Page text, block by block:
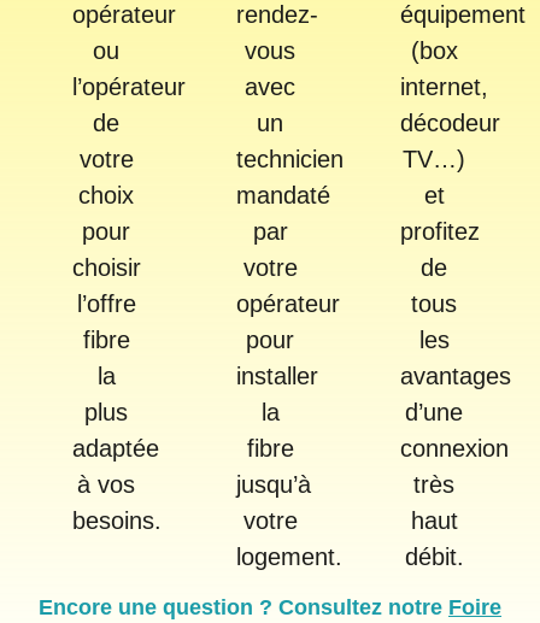
opérateur
ou
l’opérateur
de
votre
choix
pour
choisir
l’offre
fibre
la
plus
adaptée
à vos
besoins.
rendez-
vous
avec
un
technicien
mandaté
par
votre
opérateur
pour
installer
la
fibre
jusqu’à
votre
logement.
équipement
(box
internet,
décodeur
TV…)
et
profitez
de
tous
les
avantages
d’une
connexion
très
haut
débit.
Encore une question ? Consultez notre Foire